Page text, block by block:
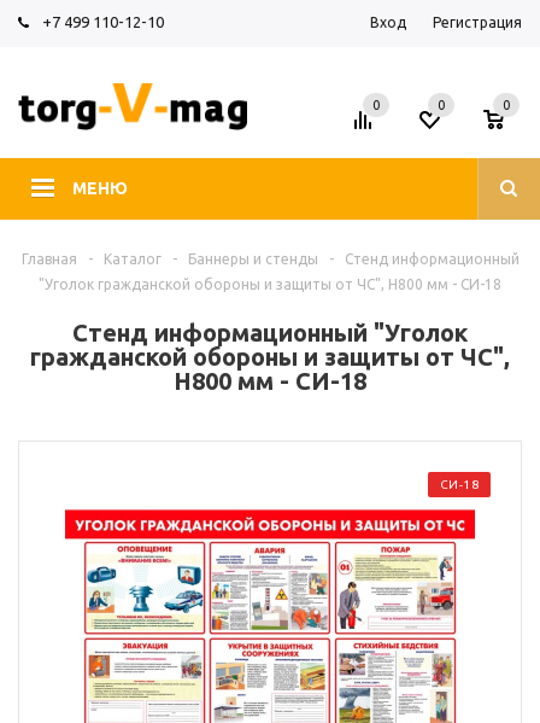
+7 499 110-12-10 Вход Регистрация
МЕНЮ
0 0
0
Главная - Каталог - Баннеры и стенды -
Стенд информационный
"Уголок гражданской обороны и защиты от ЧС", H800 мм - СИ-18
Стенд информационный "Уголок
гражданской обороны и защиты от ЧС",
H800 мм - СИ-18
СИ-18